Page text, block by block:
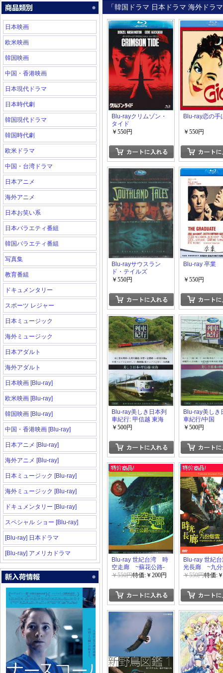
日本映画
欧米映画
韓国映画
中国・香港映画
日本現代ドラマ
日本時代劇
韓国現代ドラマ
韓国時代劇
欧米ドラマ
中国・台湾ドラマ
日本アニメ
海外アニメ
日本お笑い系
日本バラエティ番組
韓国バラエティ番組
写真集
教育番組
ドキュメンタリー
スポーツ レジャー
日本ミュージック
海外ミュージック
日本アダルト
海外アダルト
日本映画 [Blu-ray]
欧米映画 [Blu-ray]
韓国映画 [Blu-ray]
中国・香港映画 [Blu-ray]
日本アニメ [Blu-ray]
海外アニメ [Blu-ray]
日本ミュージック [Blu-ray]
海外ミュージック [Blu-ray]
ドキュメンタリー [Blu-ray]
スペシャル ショー [Blu-ray]
[Blu-ray] 日本ドラマ
[Blu-ray] アメリカドラマ
「韓国ドラマ 日本ドラマ 海外ドラ
Blu-rayクリムゾン・
タイド
￥550円
Blu-ray恋の手
￥550円
Blu-rayサウスラン
ド・テイルズ
￥550円
Blu-ray 卒業
￥550円
Blu-ray美しき日本列
車紀行: 甲信越 東海
￥500円
Blu-ray美しき
車紀行/中国
￥500円
Blu-ray 世紀台湾 時
空走廊 ~蘇花公路-
飛懸於西太平洋~
￥550円特価:￥200円
Blu-ray 世紀
光長廊 ~九分
￥550円特価: